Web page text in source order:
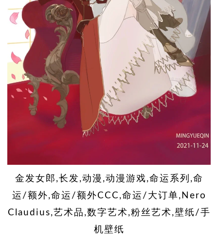
金发女郎,长发,动漫,动漫游戏,命运系列,命
运/额外,命运/额外CCC,命运/大订单,Nero
Claudius,艺术品,数字艺术,粉丝艺术,壁纸/手
机壁纸